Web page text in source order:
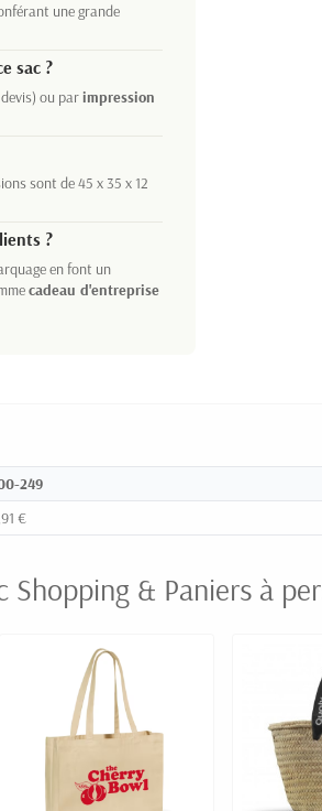
une grande
sac ?
ou parimpression
sont de 45 x 35 x 12
?
en font un
cadeau d'entreprise
249
€
Shopping & Paniers à